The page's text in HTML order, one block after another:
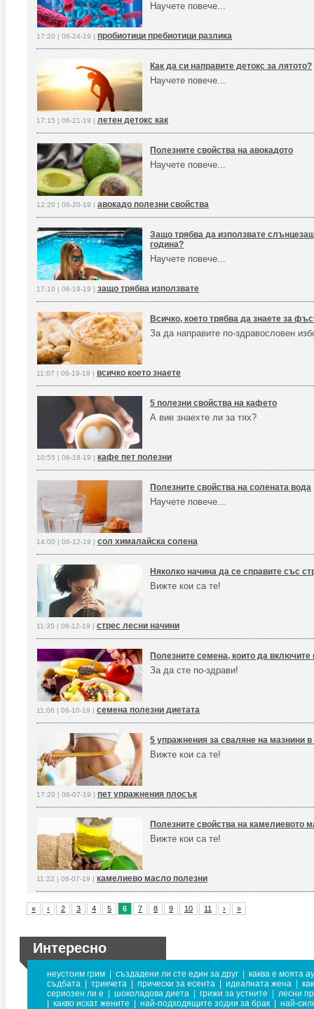
Научете повече...
17:20 | 06-24-19 | пробиотици пребиотици разлика
Как да си направите детокс за лятото?
Научете повече...
17:15 | 06-21-19 | летен детокс как
Полезните свойства на авокадото
Научете повече...
12:20 | 06-20-19 | авокадо полезни свойства
Защо трябва да използвате
година?
Научете повече...
17:10 | 06-19-19 | защо трябва използвате
Всичко, което трябва да знаете за
За да направите по-здравословен
11:07 | 06-19-19 | всичко което знаете
5 полезни свойства на кафето
А вие знаехте ли за тях?
10:55 | 06-18-19 | кафе пет полезни
Полезните свойства на солената вода
Научете повече...
14:00 | 06-12-19 | сол хималайска солена
Няколко начина да се справите със
Вижте кои са те!
11:35 | 06-12-19 | стрес лесни начини
Полезните семена, които да
За да сте по-здрави!
11:06 | 06-10-19 | семена полезни диетата
5 упражнения за сваляне на мазнини
Вижте кои са те!
17:20 | 06-07-19 | пет упражнения плосък
Полезните свойства на камелиевото
Вижте кои са те!
11:22 | 06-07-19 | камелиево масло полезни
« ‹ 2 3 4 5 6 7 8 9 10 11 › »
Интересно
неустоим грим създадени ли сте един за друг
каква е моята
съдбата
трикчета прически за есента идеалната жена
сериозен ли е
шоколадова диета грижи за устните
лесни
какво искат жените най-подходящите зодии за брак
най-